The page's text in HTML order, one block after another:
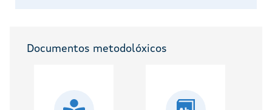
Documentos metodolóxicos